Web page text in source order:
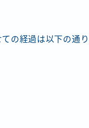
の経過は以下の通